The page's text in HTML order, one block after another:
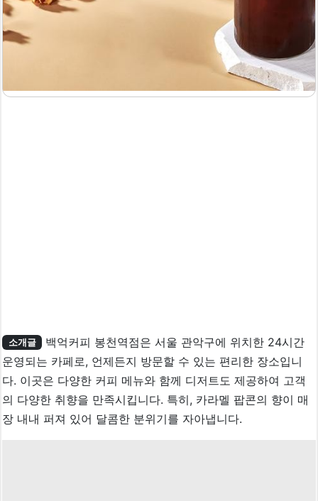
소개글
백억커피 봉천역점은 서울 관악구에 위치한 24시간
운영되는 카페로, 언제든지 방문할 수 있는 편리한 장소입니
다. 이곳은 다양한 커피 메뉴와 함께 디저트도 제공하여 고객
의 다양한 취향을 만족시킵니다. 특히, 카라멜 팝콘의 향이 매
장 내내 퍼져 있어 달콤한 분위기를 자아냅니다.